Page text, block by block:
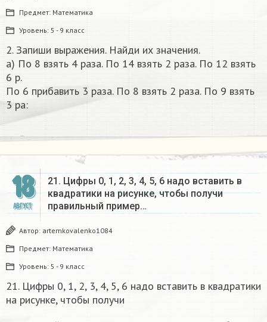
Предмет: Математика
Уровень: 5 - 9 класс
2. Запиши выражения. Найди их значения.
а) По 8 взять 4 раза. По 14 взять 2 раза. По 12 взять
6 р.
По 6 прибавить 3 раза. По 8 взять 2 раза. По 9 взять
3 ра:​
18
АВГУСТ
21. Цифры 0, 1, 2, 3, 4, 5, 6 надо вставить в
квадратики на рисунке, чтобы получи
правильный пример…
Автор: artemkovalenko1084
Предмет: Математика
Уровень: 5 - 9 класс
21. Цифры 0, 1, 2, 3, 4, 5, 6 надо вставить в квадратики
на рисунке, чтобы получи